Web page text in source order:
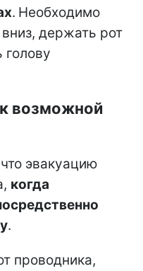
. Необходимо
держать рот
возможной
эвакуацию
когда
.
проводника,